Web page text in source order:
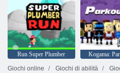
Run Super Plumber Kogama:
Giochi online
Giochi di abilità